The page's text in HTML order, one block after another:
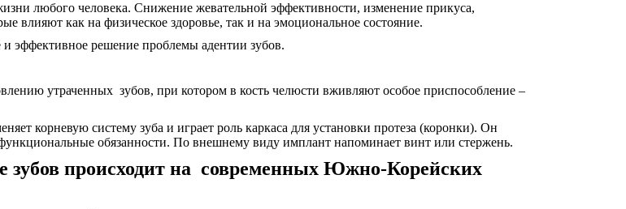
любого человека. Снижение жевательной эффективности, изменение прикуса,
влияют как на физическое здоровье, так и на эмоциональное состояние.
эффективное решение проблемы адентии зубов.
утраченных зубов, при котором в кость челюсти вживляют особое приспособление –
корневую систему зуба и играет роль каркаса для установки протеза (коронки). Он
обязанности. По внешнему виду имплант напоминает винт или стержень.
зубов происходит на современных Южно-Корейских